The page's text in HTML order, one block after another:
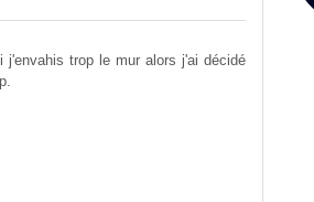
trop le mur alors j'ai décidé